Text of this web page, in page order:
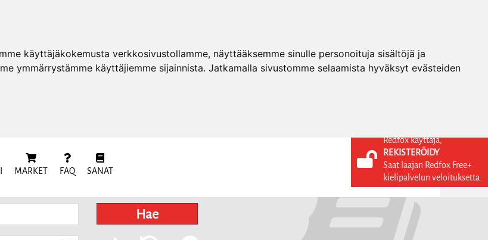
käyttäjäkokemusta verkkosivustollamme, näyttääksemme sinulle personoituja sisältöjä ja
ymmärrystämme käyttäjiemme sijainnista. Jatkamalla sivustomme selaamista hyväksyt evästeiden
MARKET FAQ SANAT
KIRJAUDU SISÄÄN
REKISTERÖIDY
FI
Hae
Redfox käyttäjä,
REKISTERÖIDY
Saat laajan Redfox Free+
kielipalvelun veloituksetta.